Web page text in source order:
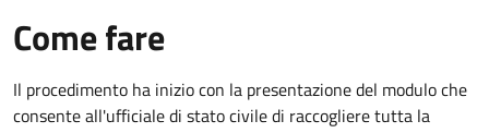
Come fare
Il procedimento ha inizio con la presentazione del modulo che
consente all'ufficiale di stato civile di raccogliere tutta la